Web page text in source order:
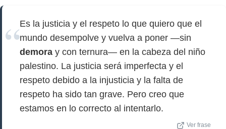
Es la justicia y el respeto lo que quiero que el
mundo desempolve y vuelva a poner —sin
demora y con ternura— en la cabeza del niño
palestino. La justicia será imperfecta y el
respeto debido a la injusticia y la falta de
respeto ha sido tan grave. Pero creo que
estamos en lo correcto al intentarlo.
Ver frase